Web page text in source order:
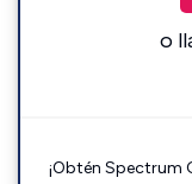
o
¡Obtén Spectrum